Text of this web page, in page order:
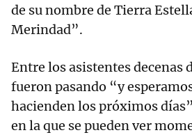
de su nombre de Tierra
Merindad”.
Entre los asistentes decenas
fueron pasando “y
hacienden los próximos
en la que se pueden ver